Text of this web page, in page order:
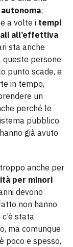
;
a volte i tempi
all’effettiva
sta anche
queste persone
punto scade, e
in tempo,
un
perché le
pubblico.
già avuto
anche per
per minori
devono
non hanno
stata
ma comunque
poco e spesso,